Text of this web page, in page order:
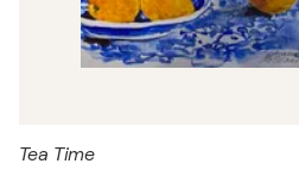
Tea Time